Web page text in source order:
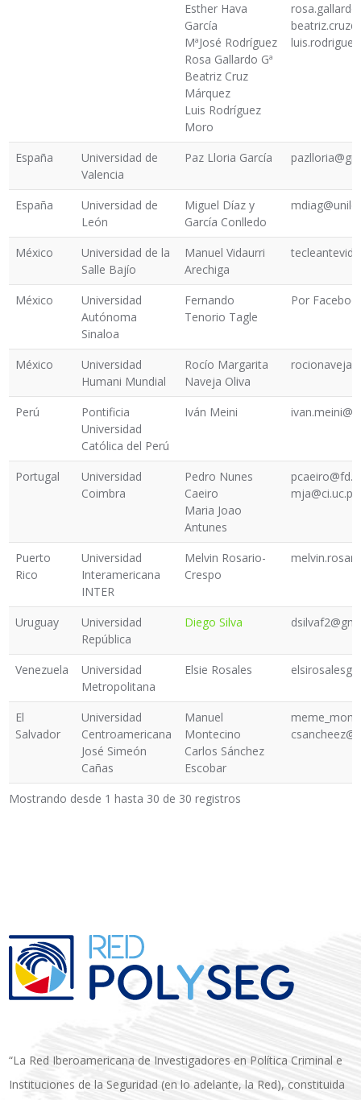
Esther Hava
García
MªJosé Rodríguez
Rosa Gallardo Gª
Beatriz Cruz
Márquez
Luis Rodríguez
Moro
España
Universidad de
Valencia
Paz Lloria García
España
Universidad de
León
Miguel Díaz y
García Conlledo
México
Universidad de la
Salle Bajío
Manuel Vidaurri
Arechiga
México
Universidad
Autónoma
Sinaloa
Fernando
Tenorio Tagle
Por
México
Universidad
Humani Mundial
Rocío Margarita
Naveja Oliva
Perú
Pontificia
Universidad
Católica del Perú
Iván Meini
Portugal
Universidad
Coimbra
Pedro Nunes
Caeiro
Maria Joao
Antunes
mja@ci.uc.pt
Puerto
Rico
Universidad
Interamericana
INTER
Melvin Rosario-
Crespo
Uruguay
Universidad
República
Diego Silva
Venezuela
Universidad
Metropolitana
Elsie Rosales
El
Salvador
Universidad
Centroamericana
José Simeón
Cañas
Manuel
Montecino
Carlos Sánchez
Escobar
Mostrando desde 1 hasta 30 de 30 registros
“La Red Iberoamericana de Investigadores en Política Criminal e
Instituciones de la Seguridad (en lo adelante, la Red), constituida